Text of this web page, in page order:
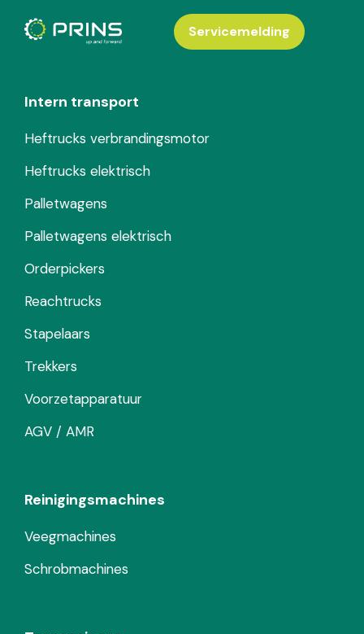
Intern transport
Heftrucks verbrandingsmotor
Heftrucks elektrisch
Palletwagens
Palletwagens elektrisch
Orderpickers
Reachtrucks
Stapelaars
Trekkers
Voorzetapparatuur
AGV / AMR
Reinigingsmachines
Veegmachines
Schrobmachines
Servicemelding